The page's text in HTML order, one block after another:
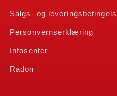
Salgs- og
Personvernserklæring
Infosenter
Radon